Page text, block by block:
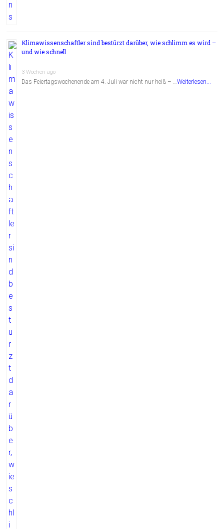
Klimawissenschaftler sind bestürzt darüber, wie schlimm es wird –
und wie schnell
3 Wochen ago
Das Feiertagswochenende am 4. Juli war nicht nur heiß – …Weiterlesen...